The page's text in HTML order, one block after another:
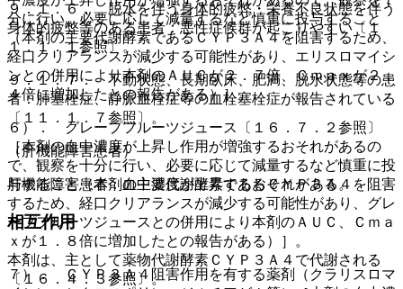
分に行い、必要に応じて減量するなど慎重に投与すること
（本剤の主要代謝酵素であるＣＹＰ３Ａ４を阻害するため、
経口クリアランスが減少する可能性があり、エリスロマイシ
ンとの併用により本剤のＡＵＣが２．７倍、Ｃｍａｘが２．
４倍に増加したとの報告がある）］。
６）． グレープフルーツジュース〔１６．７．２参照〕
［本剤の血中濃度が上昇し作用が増強するおそれがあるの
で、観察を十分に行い、必要に応じて減量するなど慎重に投
与すること（本剤の主要代謝酵素であるＣＹＰ３Ａ４を阻害
するため、経口クリアランスが減少する可能性があり、グレ
ープフルーツジュースとの併用により本剤のＡＵＣ、Ｃｍａ
ｘが１．８倍に増加したとの報告がある）］。
７）． ＣＹＰ３Ａ４阻害作用を有する薬剤（クラリスロマ
９．１．６． 脱水を伴う身体的疲弊・栄養不良状態を伴う
身体的疲弊等のある患者：悪性症候群が起こりやすい〔１
１．１．１参照〕。
９．１．７． 不動状態、長期臥床、肥満、脱水状態等の患
者：肺塞栓症、静脈血栓症等の血栓塞栓症が報告されている
〔１１．１．７参照〕。
（肝機能障害患者）
肝機能障害患者：血中濃度が上昇するおそれがある。
相互作用
本剤は、主として薬物代謝酵素ＣＹＰ３Ａ４で代謝される
〔１６．４．３参照〕。